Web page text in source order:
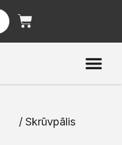
/ Skrūvpālis